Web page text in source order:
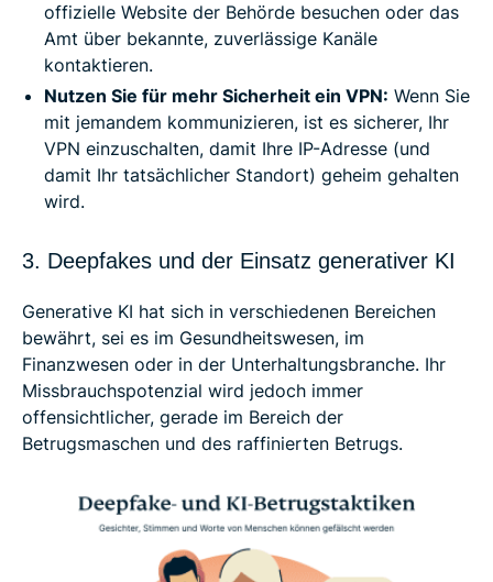
offizielle Website der Behörde besuchen oder das
Amt über bekannte, zuverlässige Kanäle
kontaktieren.
Nutzen Sie für mehr Sicherheit ein VPN: Wenn Sie
mit jemandem kommunizieren, ist es sicherer, Ihr
VPN einzuschalten, damit Ihre IP-Adresse (und
damit Ihr tatsächlicher Standort) geheim gehalten
wird.
3. Deepfakes und der Einsatz generativer KI
Generative KI hat sich in verschiedenen Bereichen
bewährt, sei es im Gesundheitswesen, im
Finanzwesen oder in der Unterhaltungsbranche. Ihr
Missbrauchspotenzial wird jedoch immer
offensichtlicher, gerade im Bereich der
Betrugsmaschen und des raffinierten Betrugs.